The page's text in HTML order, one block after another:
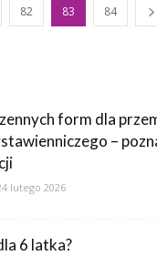
82 83 84
form dla
–
lutego 2026
6 latka?